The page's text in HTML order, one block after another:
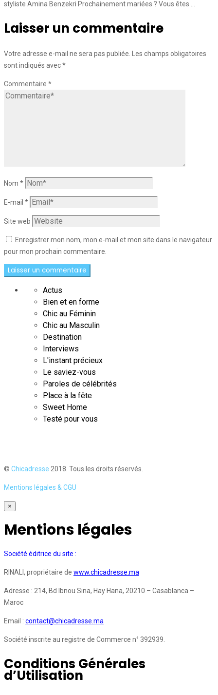
styliste Amina Benzekri Prochainement mariées ? Vous êtes …
Laisser un commentaire
Votre adresse e-mail ne sera pas publiée.
Les champs obligatoires
sont indiqués avec*
Commentaire *
Nom *
E-mail *
Site web
Enregistrer mon nom, mon e-mail et mon site dans le navigateur
pour mon prochain commentaire.
Actus
Bien et en forme
Chic au Féminin
Chic au Masculin
Destination
Interviews
L'instant précieux
Le saviez-vous
Paroles de célébrités
Place à la fête
Sweet Home
Testé pour vous
© Chicadresse 2018. Tous les droits réservés.
Mentions légales & CGU
×
Mentions légales
Société éditrice du site :
RINALI, propriétaire de www.chicadresse.ma
Adresse : 214, Bd Ibnou Sina, Hay Hana, 20210 – Casablanca –
Maroc
Email : contact@chicadresse.ma
Société inscrite au registre de Commerce n° 392939.
Conditions Générales
d’Utilisation